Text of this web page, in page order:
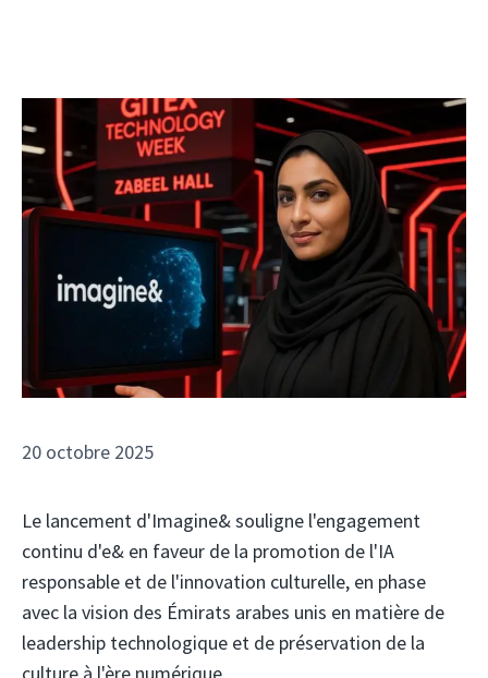
20 octobre 2025
Le lancement d'Imagine& souligne l'engagement
continu d'e& en faveur de la promotion de l'IA
responsable et de l'innovation culturelle, en phase
avec la vision des Émirats arabes unis en matière de
leadership technologique et de préservation de la